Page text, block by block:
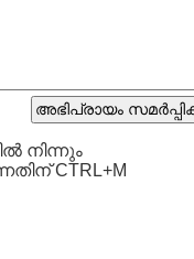
നിന്നും
CTRL+M